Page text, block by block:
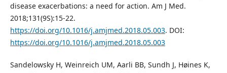
disease exacerbations: a need for action. Am J Med.
2018;131(9S):15-22.
https://doi.org/10.1016/j.amjmed.2018.05.003. DOI:
https://doi.org/10.1016/j.amjmed.2018.05.003
Sandelowsky H, Weinreich UM, Aarli BB, Sundh J, Høines K,